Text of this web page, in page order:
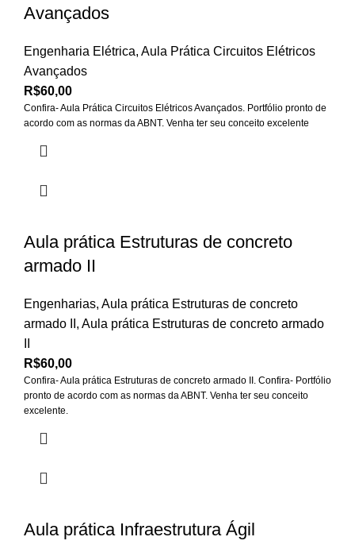
Avançados
Engenharia Elétrica, Aula Prática Circuitos Elétricos
Avançados
R$60,00
Confira- Aula Prática Circuitos Elétricos Avançados. Portfólio pronto de
acordo com as normas da ABNT. Venha ter seu conceito excelente
Aula prática Estruturas de concreto
armado II
Engenharias, Aula prática Estruturas de concreto
armado II , Aula prática Estruturas de concreto armado
R$60,00
Confira- Aula prática Estruturas de concreto armado II. Confira- Portfólio
pronto de acordo com as normas da ABNT. Venha ter seu conceito
excelente.
Aula prática Infraestrutura Ágil